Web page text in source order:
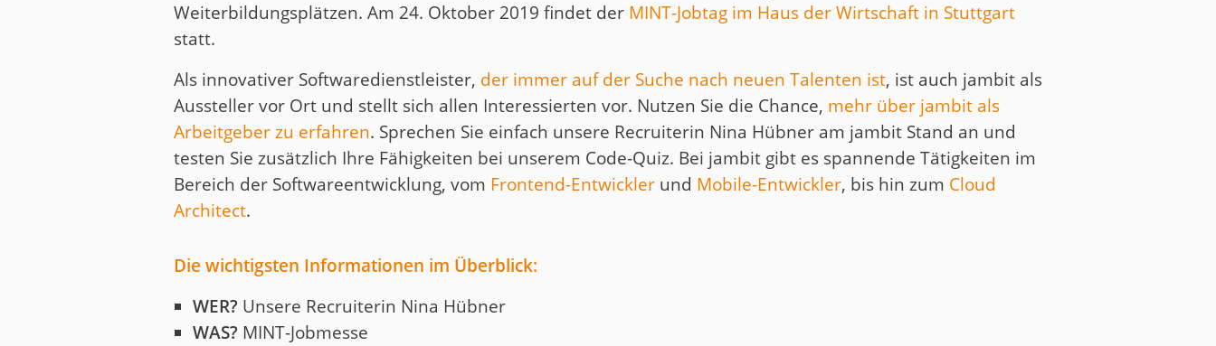
Weiterbildungsplätzen. Am 24. Oktober 2019 findet der MINT-Jobtag im Haus der Wirtschaft in Stuttgart
statt.
Als innovativer Softwaredienstleister, der immer auf der Suche nach neuen Talenten ist, ist auch jambit als
Aussteller vor Ort und stellt sich allen Interessierten vor. Nutzen Sie die Chance, mehr über jambit als
Arbeitgeber zu erfahren. Sprechen Sie einfach unsere Recruiterin Nina Hübner am jambit Stand an und
testen Sie zusätzlich Ihre Fähigkeiten bei unserem Code-Quiz. Bei jambit gibt es spannende Tätigkeiten im
Bereich der Softwareentwicklung, vom Frontend-Entwickler und Mobile-Entwickler, bis hin zum Cloud
Architect.
Die wichtigsten Informationen im Überblick:
WER? Unsere Recruiterin Nina Hübner
WAS? MINT-Jobmesse